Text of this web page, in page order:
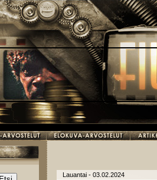
Lauantai - 03.02.2024